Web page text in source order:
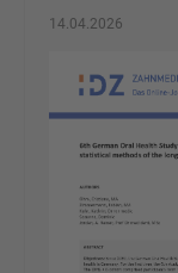
14.04.2026